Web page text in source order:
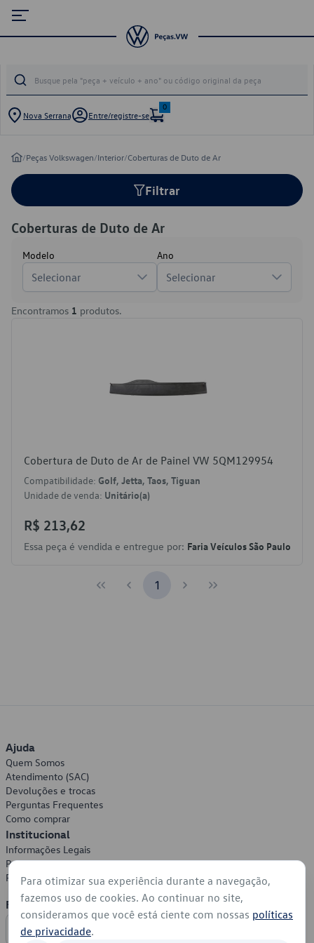
Nova Serrana Entre/registre-se
0
/Peças Volkswagen/Interior/Coberturas de Duto de Ar
Filtrar
Coberturas de Duto de Ar
Modelo
Selecionar
Ano
Selecionar
Encontramos 1 produtos.
Cobertura de Duto de Ar de Painel VW 5QM129954
Compatibilidade: Golf, Jetta, Taos, Tiguan
Unidade de venda: Unitário(a)
R$ 213,62
Essa peça é vendida e entregue por: Faria Veículos São Paulo
1
Ajuda
Quem Somos
Atendimento (SAC)
Devoluções e trocas
Perguntas Frequentes
Como comprar
Institucional
Informações Legais
Política de Privacidade
Política de Cookies
Formas de Pagamento
Para otimizar sua experiência durante a navegação,
fazemos uso de cookies. Ao continuar no site,
consideramos que você está ciente com nossas políticas
de privacidade.